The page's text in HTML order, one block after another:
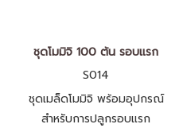
ชุดโมมิจิ 100 ต้น รอบแรก
S014
ชุดเมล็ดโมมิจิ พร้อมอุปกรณ์
สำหรับการปลูกรอบแรก